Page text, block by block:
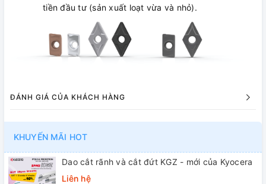
tiền đầu tư (sản xuất loạt vừa và nhỏ).
ĐÁNH GIÁ CỦA KHÁCH HÀNG
KHUYẾN MÃI HOT
Dao cắt rãnh và cắt đứt KGZ - mới của Kyocera
Liên hệ